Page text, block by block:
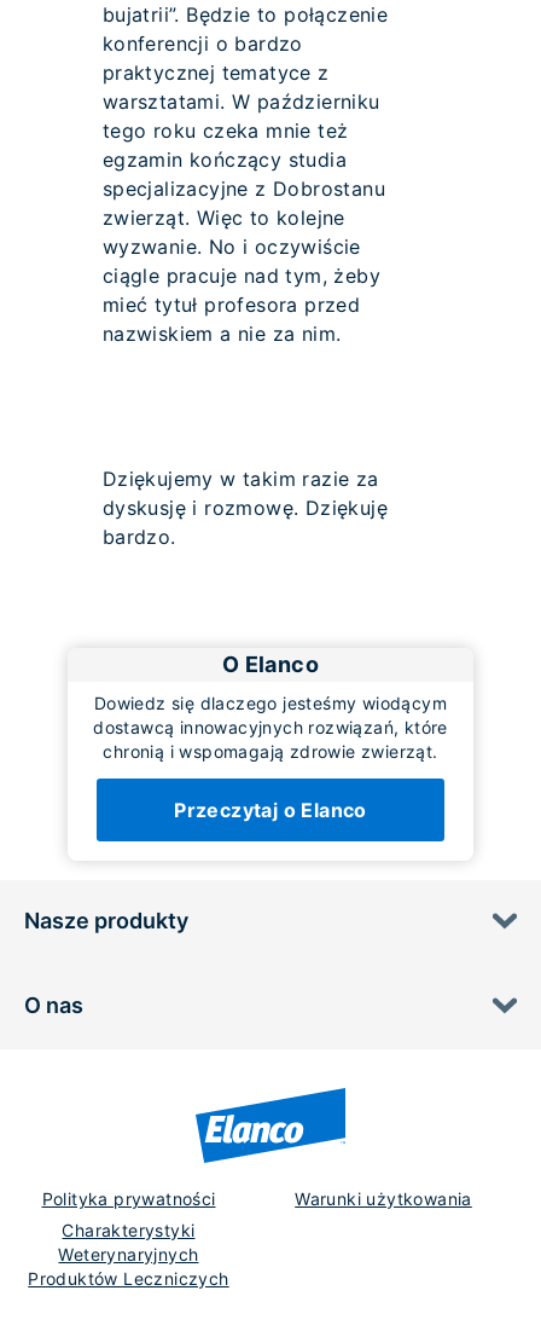
bujatrii”. Będzie to połączenie
konferencji o bardzo
praktycznej tematyce z
warsztatami. W październiku
tego roku czeka mnie też
egzamin kończący studia
specjalizacyjne z Dobrostanu
zwierząt. Więc to kolejne
wyzwanie. No i oczywiście
ciągle pracuje nad tym, żeby
mieć tytuł profesora przed
nazwiskiem a nie za nim.
Dziękujemy w takim razie za
dyskusję i rozmowę. Dziękuję
bardzo.
O Elanco
Dowiedz się dlaczego jesteśmy wiodącym
dostawcą innowacyjnych rozwiązań, które
chronią i wspomagają zdrowie zwierząt.
Przeczytaj o Elanco
Nasze produkty
O nas
Polityka prywatności
Warunki użytkowania
Charakterystyki
Weterynaryjnych
Produktów Leczniczych